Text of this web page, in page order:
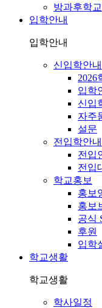
방과후학교
입학안내
입학안내
신입학안내
2026
입학
신입
자주
설문
전입학안내
전입
전입
학교홍보
홍보
홍보
공식
후원
입학
학교생활
학교생활
학사일정